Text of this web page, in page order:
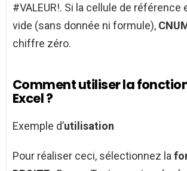
#VALEUR!. Si la cellule de
vide (sans donnée ni formule),
chiffre zéro.
Comment utiliser la
Excel ?
Exemple d’utilisation
Pour réaliser ceci, sélectionnez la